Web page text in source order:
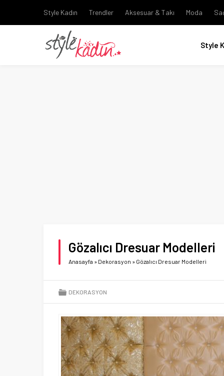
Style Kadın Trendler Aksesuar & Takı Moda
Style
Gözalıcı Dresuar Modelleri
Anasayfa » Dekorasyon » Gözalıcı Dresuar Modelleri
DEKORASYON